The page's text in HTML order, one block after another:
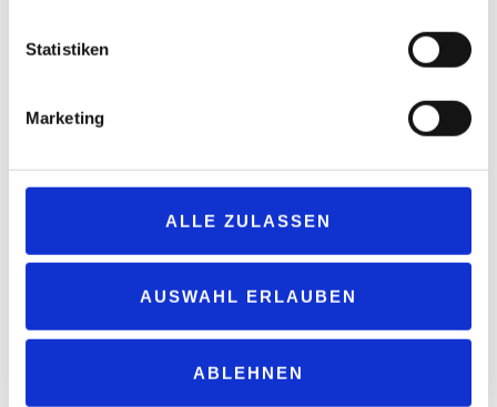
Statistiken
Marketing
ALLE ZULASSEN
AUSWAHL ERLAUBEN
ABLEHNEN
Yellow Images
Foto: „Ferrero“ / Kay Foto